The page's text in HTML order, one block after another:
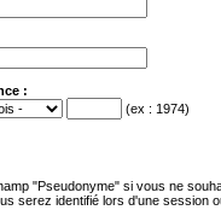
:
(ex : 1974)
"Pseudonyme" si vous ne
serez identifié lors d'une session